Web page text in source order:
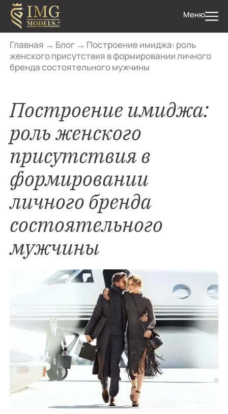
Меню
Главная → Блог → Построение имиджа: роль
женского присутствия в формировании личного
бренда состоятельного мужчины
Построение имиджа:
роль женского
присутствия в
формировании
личного бренда
состоятельного
мужчины